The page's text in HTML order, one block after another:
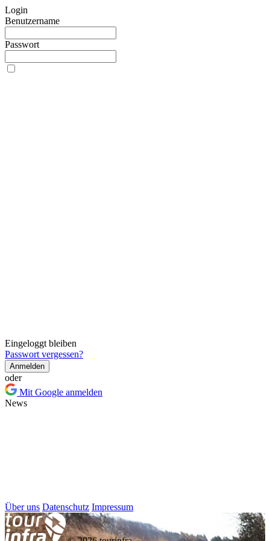
Login
Benutzername
Passwort
Eingeloggt bleiben
Passwort vergessen?
Anmelden
oder
Mit Google anmelden
News
Über uns Datenschutz Impressum